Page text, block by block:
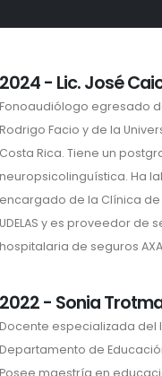
2024 - Lic. José
Fonoaudiólogo egresado
Rodrigo Facio y de la
Costa Rica. Tiene un
neuropsicolinguística. Ha
encargado de la Clínica
UDELAS y es proveedor de
hospitalaria de seguros
2022 - Sonia
Docente especializada del
Departamento de Educación
Posee maestría en